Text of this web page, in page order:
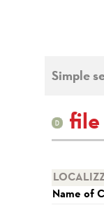
Simple
file
Name of